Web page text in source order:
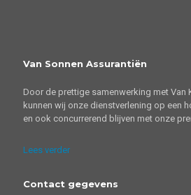
Van Sonnen Assurantiën
Door de prettige samenwerking met Van
kunnen wij onze dienstverlening op een
en ook concurrerend blijven met onze
Lees verder
Contact gegevens